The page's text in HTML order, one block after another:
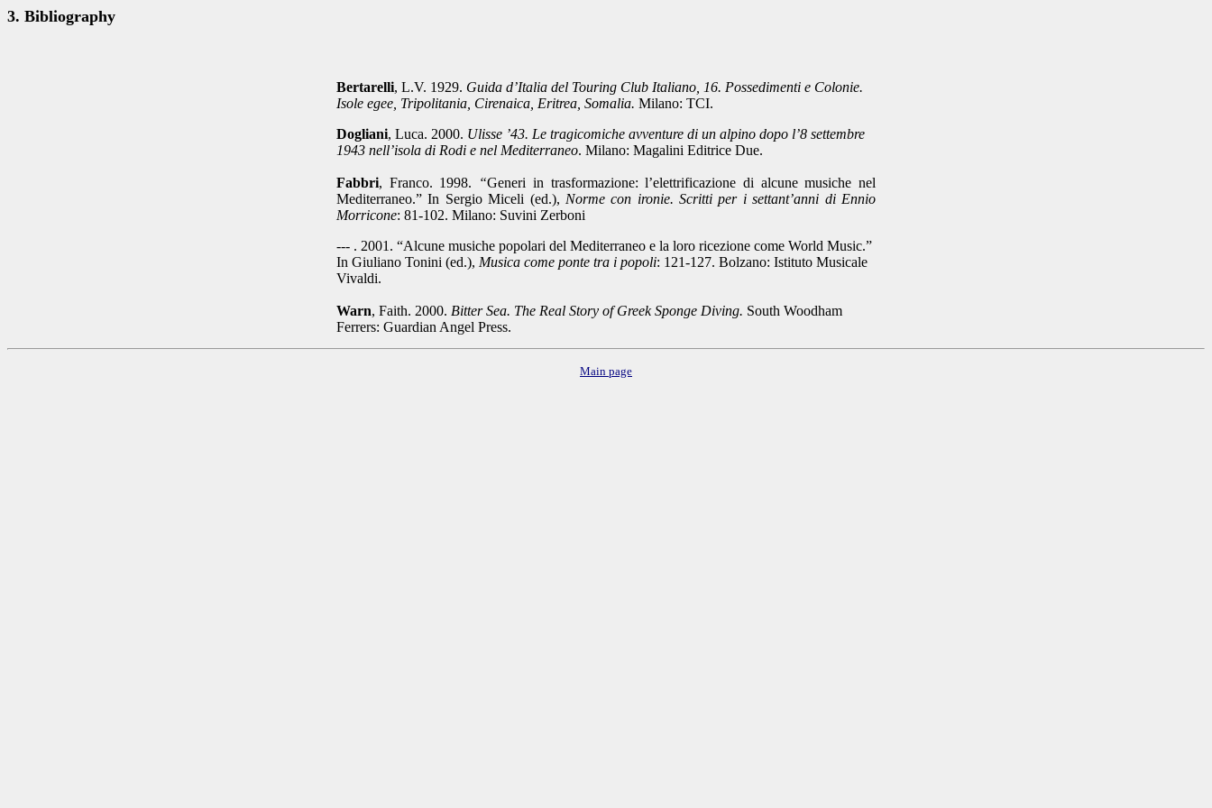
3. Bibliography
Bertarelli, L.V. 1929. Guida d’Italia del Touring Club Italiano, 16. Possedimenti e Colonie.
Isole egee, Tripolitania, Cirenaica, Eritrea, Somalia. Milano: TCI.
Dogliani, Luca. 2000. Ulisse ’43. Le tragicomiche avventure di un alpino dopo l’8 settembre
1943 nell’isola di Rodi e nel Mediterraneo. Milano: Magalini Editrice Due.
Fabbri, Franco. 1998. “Generi in trasformazione: l’elettrificazione di alcune musiche nel
Mediterraneo.” In Sergio Miceli (ed.), Norme con ironie. Scritti per i settant’anni di Ennio
Morricone: 81-102. Milano: Suvini Zerboni
--- . 2001. “Alcune musiche popolari del Mediterraneo e la loro ricezione come World Music.”
In Giuliano Tonini (ed.), Musica come ponte tra i popoli: 121-127. Bolzano: Istituto Musicale
Vivaldi.
Warn, Faith. 2000. Bitter Sea. The Real Story of Greek Sponge Diving. South Woodham
Ferrers: Guardian Angel Press.
Main page